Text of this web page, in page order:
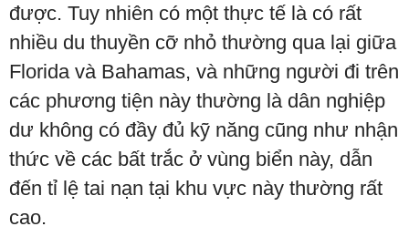
được. Tuy nhiên có một thực tế là có rất
nhiều du thuyền cỡ nhỏ thường qua lại giữa
Florida và Bahamas, và những người đi trên
các phương tiện này thường là dân nghiệp
dư không có đầy đủ kỹ năng cũng như nhận
thức về các bất trắc ở vùng biển này, dẫn
đến tỉ lệ tai nạn tại khu vực này thường rất
cao.